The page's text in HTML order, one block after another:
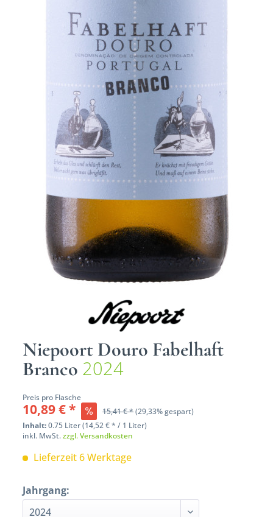
Niepoort Douro Fabelhaft
Branco 2024
Preis pro Flasche
10,89 € * 15,41 € *(29,33% gespart)
Inhalt:0.75 Liter (14,52 € * / 1 Liter)
inkl. MwSt.zzgl. Versandkosten
Lieferzeit 6 Werktage
Jahrgang: